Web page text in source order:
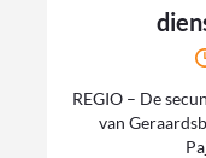
REGIO – De
van